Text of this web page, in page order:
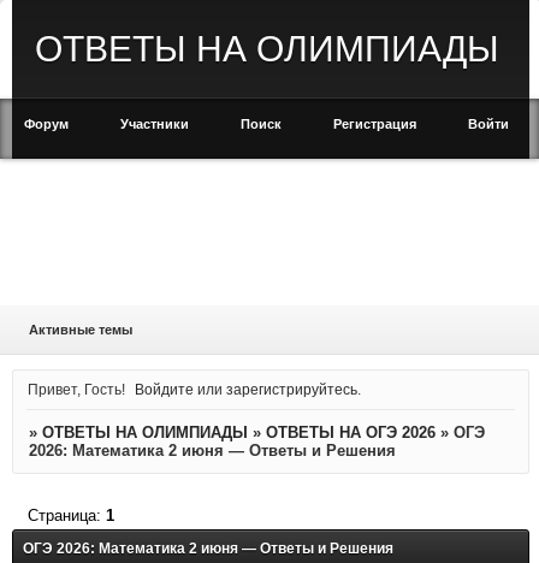
ОТВЕТЫ НА ОЛИМПИАДЫ
Форум Участники Поиск Регистрация Войти
Активные темы
Привет, Гость! Войдите илизарегистрируйтесь
» ОТВЕТЫ НА ОЛИМПИАДЫ » ОТВЕТЫ НА ОГЭ 2026 » ОГЭ
2026: Математика 2 июня — Ответы и Решения
ОГЭ 2026: Математика 2 июня — Ответы и Решения
Страница: 1